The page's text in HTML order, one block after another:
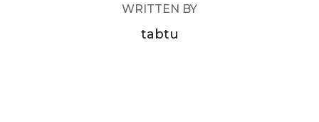
WRITTEN BY
tabtu